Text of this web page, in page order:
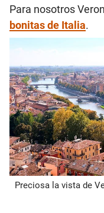
Para nosotros
bonitas de Italia.
Preciosa la vista de